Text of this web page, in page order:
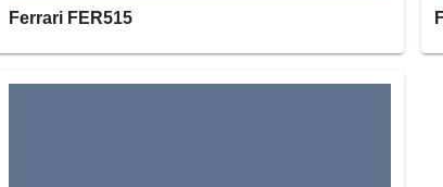
Ferrari FER515